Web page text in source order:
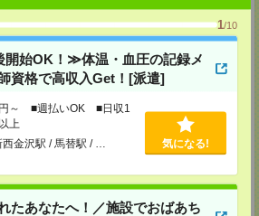
1/10
始OK！≫体温・血圧の記録メ
資格で高収入Get！[派遣]
～ ■週払いOK ■日収1
上
金沢駅 / 馬替駅 / … 気になる!
たあなたへ！／施設でおばあち
話で登録が完了いたします。
社は不要です★
ルをお送りしますので